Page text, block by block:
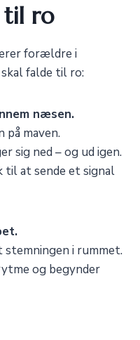
til ro
forældre i
falde til ro:
næsen.
maven.
sig ned – og ud igen.
til at sende et signal
i rummet.
og begynder